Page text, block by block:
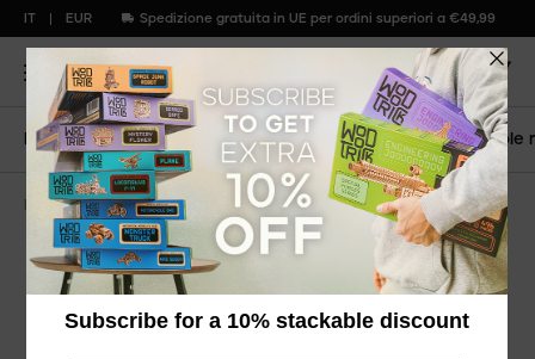
IT EUR Spedizione gratuita in UE per ordini superiori a €49,99
Pagina principale 2 in 1: galaxy marble run & spiral marble
Electric Series
2 in 1: Galaxy Marble Run &
Spiral Marble Run